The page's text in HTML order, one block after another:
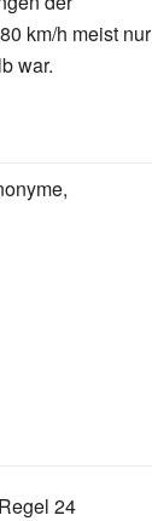
km/h meist nur
war.
24